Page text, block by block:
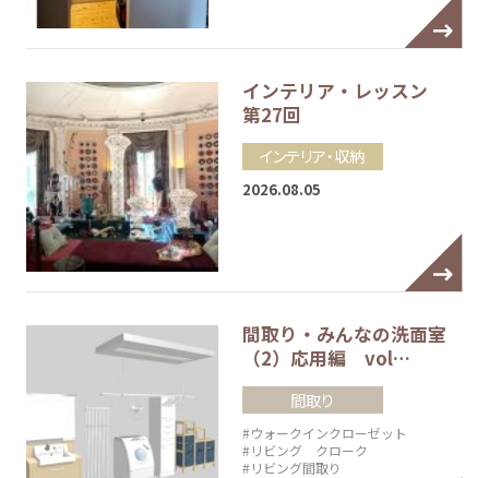
インテリア・レッスン
第27回
インテリア・収納
2026.08.05
間取り・みんなの洗面室
（2）応用編 vol…
間取り
#ウォークインクローゼット
#リビング クローク
#リビング間取り